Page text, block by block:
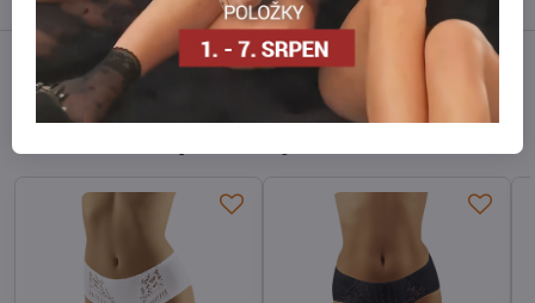
FacebookTwitter WhatsApp